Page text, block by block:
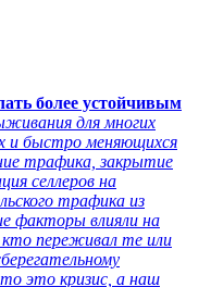
более устойчивым
для многих
и быстро меняющихся
трафика, закрытие
селлеров на
трафика из
факторы влияли на
кто переживал те или
это кризис, а наш